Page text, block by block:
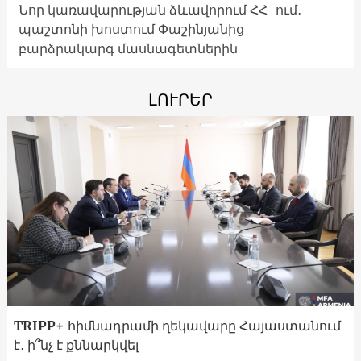
Նոր կառավարության ձևավորում ՀՀ-ում․
պաշտոնի խոստում Փաշինյանից
բարձրակարգ մասնագետներին
ԼՈՒՐԵՐ
TRIPP+ հիմնադրամի ղեկավարը Հայաստանում
է․ ի՞նչ է քննարկվել